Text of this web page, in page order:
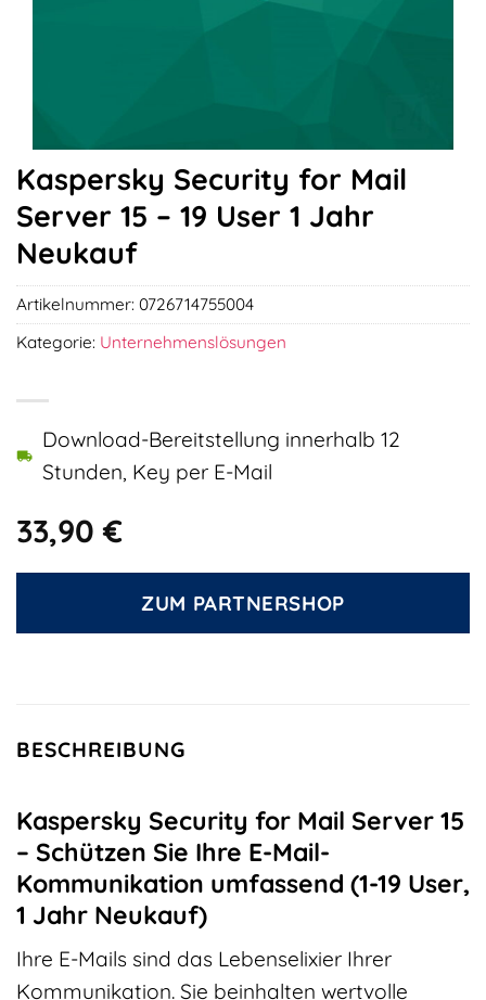
Kaspersky Security for Mail
Server 15 – 19 User 1 Jahr
Neukauf
33,90€
Download-Bereitstellung innerhalb 12
Stunden, Key per E-Mail
ZUM PARTNERSHOP
Artikelnummer: 0726714755004
Kategorie: Unternehmenslösungen
BESCHREIBUNG
Kaspersky Security for Mail Server 15
– Schützen Sie Ihre E-Mail-
Kommunikation umfassend (1-19 User,
1 Jahr Neukauf)
Ihre E-Mails sind das Lebenselixier Ihrer
Kommunikation. Sie beinhalten wertvolle